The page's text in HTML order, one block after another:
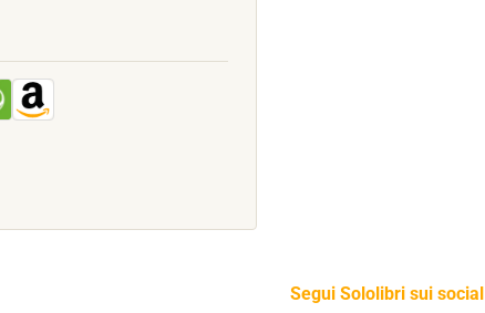
Segui Sololibri sui social